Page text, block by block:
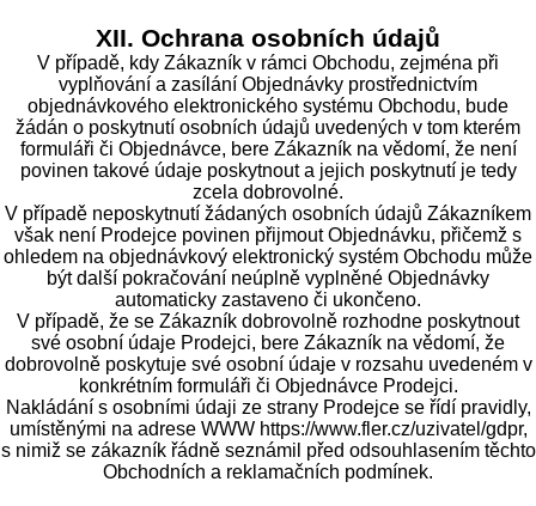
XII. Ochrana osobních údajů
V případě, kdy Zákazník v rámci Obchodu, zejména při
vyplňování a zasílání Objednávky prostřednictvím
objednávkového elektronického systému Obchodu, bude
žádán o poskytnutí osobních údajů uvedených v tom kterém
formuláři či Objednávce, bere Zákazník na vědomí, že není
povinen takové údaje poskytnout a jejich poskytnutí je tedy
zcela dobrovolné.
V případě neposkytnutí žádaných osobních údajů Zákazníkem
však není Prodejce povinen přijmout Objednávku, přičemž s
ohledem na objednávkový elektronický systém Obchodu může
být další pokračování neúplně vyplněné Objednávky
automaticky zastaveno či ukončeno.
V případě, že se Zákazník dobrovolně rozhodne poskytnout
své osobní údaje Prodejci, bere Zákazník na vědomí, že
dobrovolně poskytuje své osobní údaje v rozsahu uvedeném v
konkrétním formuláři či Objednávce Prodejci.
Nakládání s osobními údaji ze strany Prodejce se řídí pravidly,
umístěnými na adrese WWW https://www.fler.cz/uzivatel/gdpr,
s nimiž se zákazník řádně seznámil před odsouhlasením těchto
Obchodních a reklamačních podmínek.